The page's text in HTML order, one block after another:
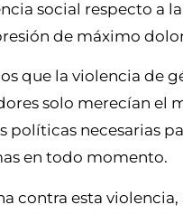
social respecto a
de máximo
que la violencia de
solo merecían el
políticas necesarias
en todo momento.
contra esta